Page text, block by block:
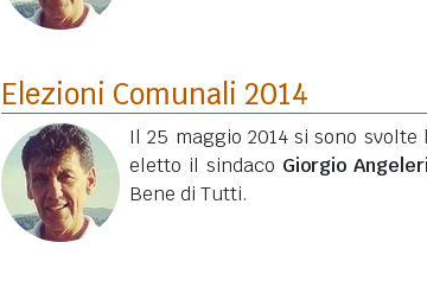
Elezioni Comunali 2014
Il 25 maggio 2014 si sono svolte
eletto il sindaco Giorgio Angeleri
Bene di Tutti.